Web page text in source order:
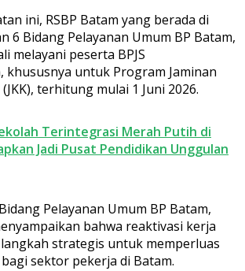
ini, RSBP Batam yang berada di
6 Bidang Pelayanan Umum BP Batam,
melayani peserta BPJS
khususnya untuk Program Jaminan
terhitung mulai 1 Juni 2026.
Terintegrasi Merah Putih di
Jadi Pusat Pendidikan Unggulan
Pelayanan Umum BP Batam,
bahwa reaktivasi kerja
strategis untuk memperluas
sektor pekerja di Batam.